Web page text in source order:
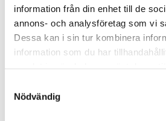
information från din enhet till de
annons- och analysföretag som vi
Dessa kan i sin tur kombinera
information som du har
Nödvändig
Sista ansökningsdag: 2026-09-
LÄS MER